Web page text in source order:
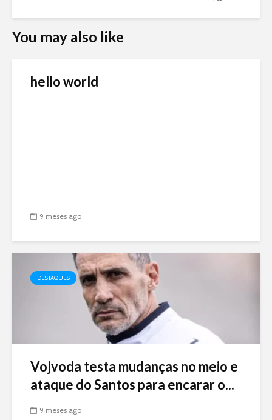
You may also like
hello world
9 meses ago
DESTAQUES
Vojvoda testa mudanças no meio e
ataque do Santos para encarar o...
9 meses ago